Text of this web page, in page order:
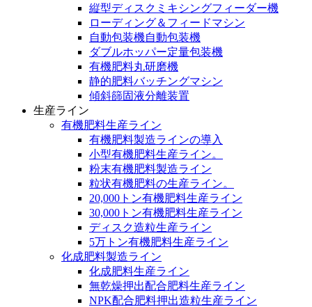
縦型ディスクミキシングフィーダー機
ローディング＆フィードマシン
自動包装機自動包装機
ダブルホッパー定量包装機
有機肥料丸研磨機
静的肥料バッチングマシン
傾斜篩固液分離装置
生産ライン
有機肥料生産ライン
有機肥料製造ラインの導入
小型有機肥料生産ライン。
粉末有機肥料製造ライン
粒状有機肥料の生産ライン。
20,000トン有機肥料生産ライン
30,000トン有機肥料生産ライン
ディスク造粒生産ライン
5万トン有機肥料生産ライン
化成肥料製造ライン
化成肥料生産ライン
無乾燥押出配合肥料生産ライン
NPK配合肥料押出造粒生産ライン